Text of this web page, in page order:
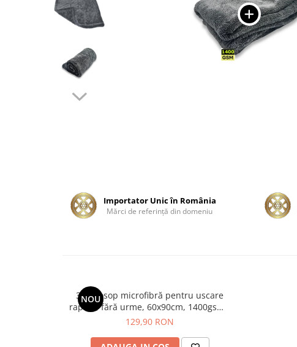
Tratament Plastice
Maşini de Polishat
Sealant şi Quick DetailerImportator Unic în România
Mărci de referinţă din domeniu
NOU
3 x Prosop microfibră pentru uscare
rapidă, fără urme, 60x90cm, 1400gsm -
Fallen Angels Microfibres
129,90 RON